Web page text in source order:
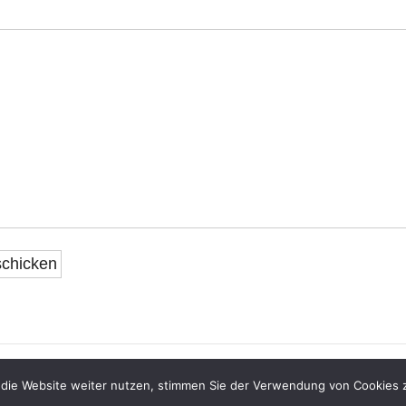
e.V.. Angetrieben mit Wordpress und der So Simple Theme . - Impressum
Website weiter nutzen, stimmen Sie der Verwendung von Cookies